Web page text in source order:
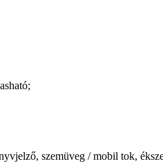
szemüveg / mobil tok,